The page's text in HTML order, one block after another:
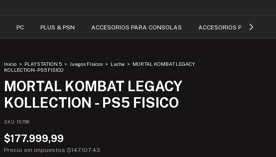
PC PLUS & PSN ACCESORIOS PARA CONSOLAS ACCESORIOS PARA
Inicio > PLAYSTATION 5 > Juegos Físicos > Lucha > MORTAL KOMBAT LEGACY
KOLLECTION - PS5 FISICO
MORTAL KOMBAT LEGACY
KOLLECTION - PS5 FISICO
SKU: 15796
$177.999,99
Precio sin impuestos $147.107,43